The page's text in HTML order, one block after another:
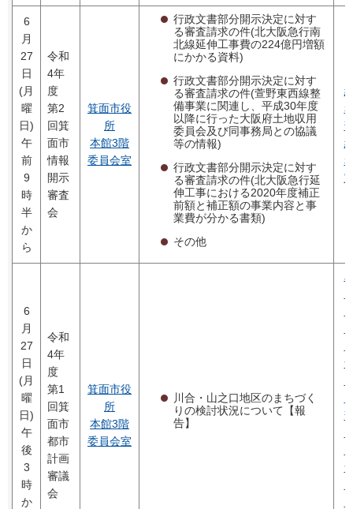
6
月
27
日
(月
曜
日)
午
前
9
時
半
か
ら
令和
4年
度
第2
回箕
面市
情報
開示
審査
会
箕面市役
所
本館3階
委員会室
行政文書部分開示決定に対す
る審査請求の件(北大阪急行南
北線延伸工事費の224億円増額
にかかる資料)
行政文書部分開示決定に対す
る審査請求の件(萱野東西線整
備事業に関連し、平成30年度
以降に行った大阪府土地収用
委員会及び同事務局との協議
等の情報)
行政文書部分開示決定に対す
る審査請求の件(北大阪急行延
伸工事における2020年度補正
前額と補正額の事業内容と事
業費が分かる書類)
その他
6
月
27
日
(月
曜
日)
午
後
3
時
か
令和
4年
度
第1
回箕
面市
都市
計画
審議
会
箕面市役
所
本館3階
委員会室
川合・山之口地区のまちづく
りの検討状況について【報
告】